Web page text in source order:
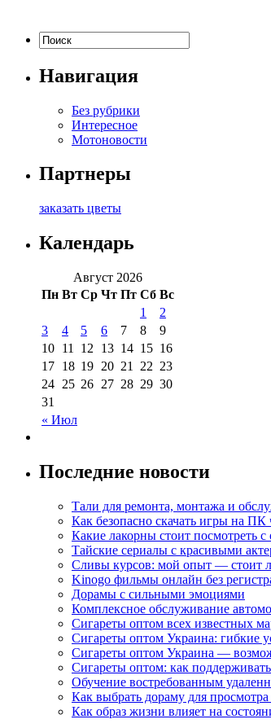
Навигация
Без рубрики
Интересное
Мотоновости
Партнеры
заказать цветы
Календарь
Август 2026
Пн Вт Ср Чт Пт Сб Вс
« Июл
1
2
3
4 5 6 7 8
9
10 11 12 13 14 15 16
17 18 19 20 21 22 23
24 25 26 27 28 29 30
31
Последние новости
Тали для ремонта, монтажа и
Как безопасно скачать игры на ПК
Какие лакорны стоит посмотреть с
Тайские сериалы с красивыми
Сливы курсов: мой опыт — стоит
Kinogo фильмы онлайн без
Дорамы с сильными эмоциями
Комплексное обслуживание
Сигареты оптом всех известных
Сигареты оптом Украина: гибкие
Сигареты оптом Украина —
Сигареты оптом: как
Обучение востребованным
Как выбрать дораму для
Как образ жизни влияет на